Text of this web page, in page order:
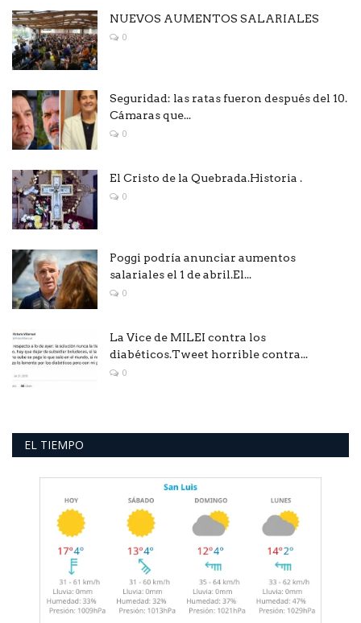
NUEVOS AUMENTOS SALARIALES
0
Seguridad: las ratas fueron después del 10.
Cámaras que...
0
El Cristo de la Quebrada.Historia .
0
Poggi podría anunciar aumentos
salariales el 1 de abril.El...
0
La Vice de MILEI contra los
diabéticos.Tweet horrible contra...
0
EL TIEMPO